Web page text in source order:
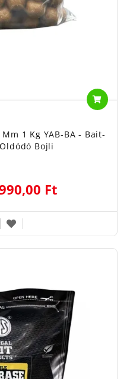
1 Kg YAB-BA - Bait-
Bojli
Ft